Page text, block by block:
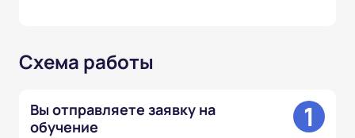
Схема работы
Вы отправляете заявку на
обучение
1